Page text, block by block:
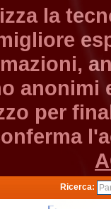
la
anonimi
per
Ricerca: